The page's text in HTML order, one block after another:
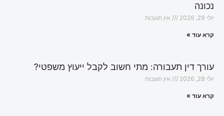
נכונה
יולי 29, 2026 אין תגובות
קרא עוד »
עורך דין תעבורה: מתי חשוב לקבל ייעוץ משפטי?
יולי 28, 2026 אין תגובות
קרא עוד »